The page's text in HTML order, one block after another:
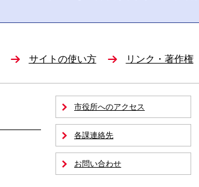
サイトの使い方 リンク・著作権
市役所へのアクセス
各課連絡先
お問い合わせ